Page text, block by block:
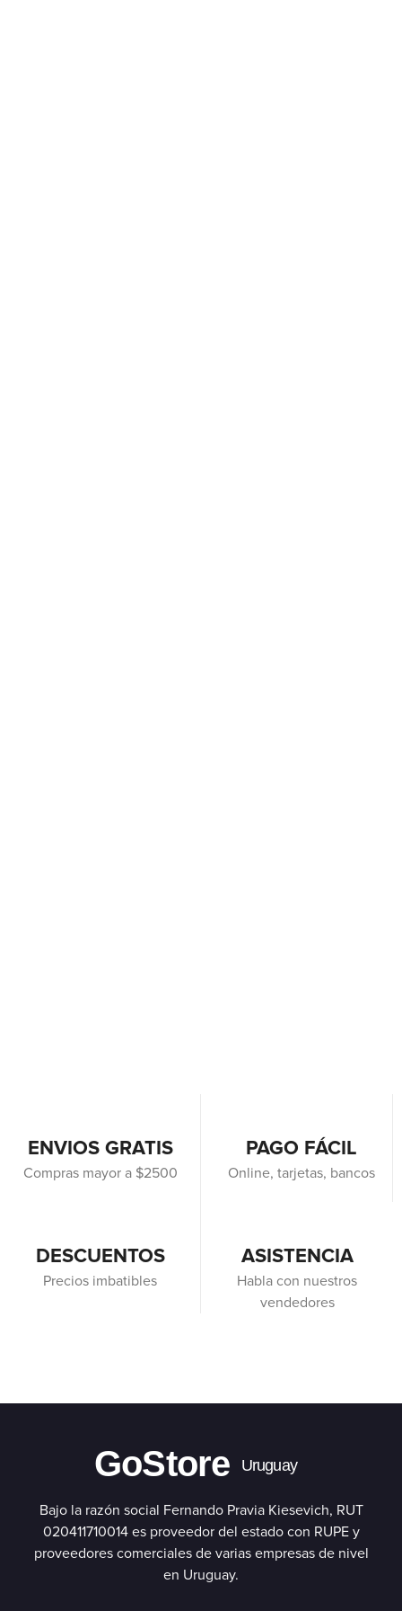
ENVIOS GRATIS
Compras mayor a $2500
PAGO FÁCIL
Online, tarjetas, bancos
DESCUENTOS
Precios imbatibles
ASISTENCIA
Habla con nuestros
vendedores
GoStore Uruguay
Bajo la razón social Fernando Pravia Kiesevich, RUT
020411710014 es proveedor del estado con RUPE y
proveedores comerciales de varias empresas de nivel
en Uruguay.